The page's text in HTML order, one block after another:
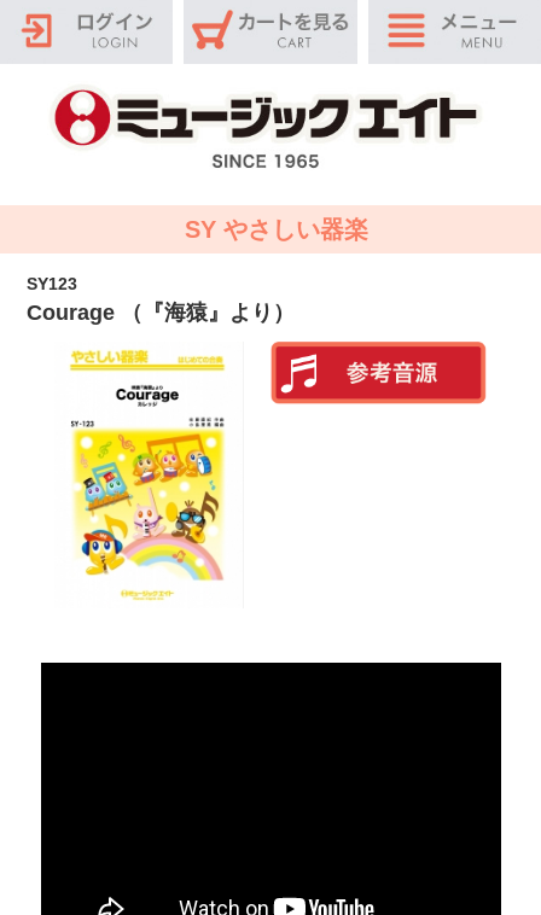
SY やさしい器楽
SY123
Courage （『海猿』より）